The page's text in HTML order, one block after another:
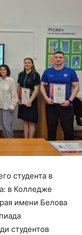
студента в
в Колледже
имени Белова
студентов